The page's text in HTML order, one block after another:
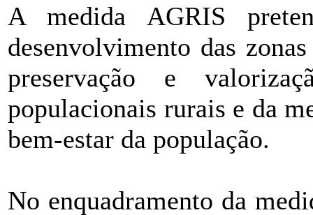
A medida AGRIS
desenvolvimento das
preservação e
populacionais rurais e da
bem-estar da população.
No enquadramento da